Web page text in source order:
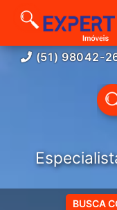
(51) 98042-
BUSCA